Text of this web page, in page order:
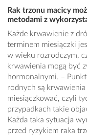
Rak trzonu macicy
metodami z
Każde krwawienie z
terminem miesiączki
w wieku rozrodczym,
krwawienia mogą być
hormonalnymi. –
rodnych są
miesiączkować, czyli
przypadkach takie
Każda taka sytuacja
przed ryzykiem raka